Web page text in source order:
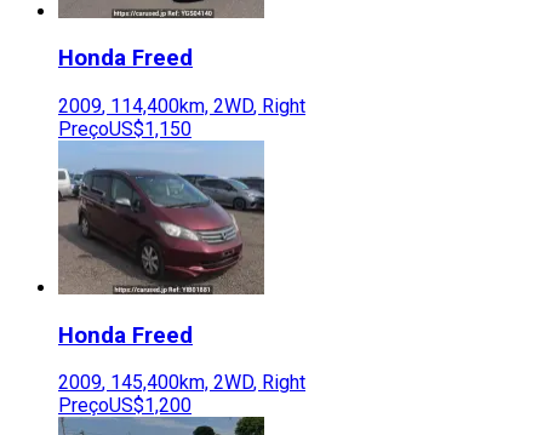
Honda Freed
2009, 114,400km, 2WD, Right
PreçoUS$1,150
Honda Freed
2009, 145,400km, 2WD, Right
PreçoUS$1,200